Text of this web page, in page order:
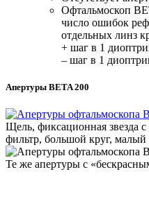
Офтальмоскоп
число ошибок
отдельных линз
+ шаг в 1
– шаг в 1
Апертуры BETA 200
Щель, фиксационная звезда
фильтр, большой круг, малый
Те же апертуры с